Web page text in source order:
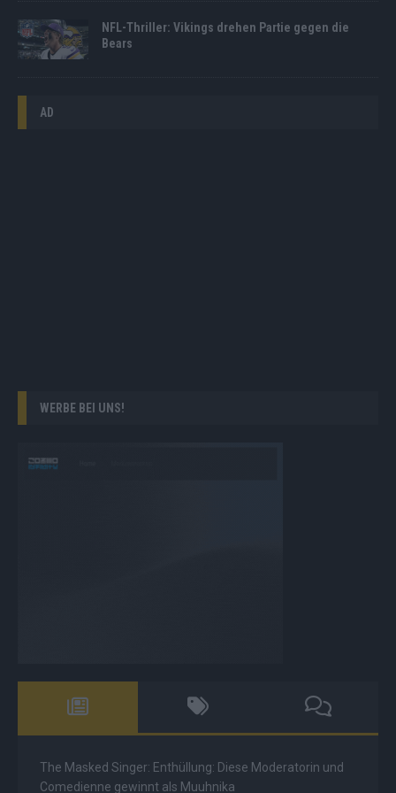
NFL-Thriller: Vikings drehen Partie gegen die
Bears
AD
WERBE BEI UNS!
The Masked Singer: Enthüllung: Diese Moderatorin und
Comedienne gewinnt als Muuhnika